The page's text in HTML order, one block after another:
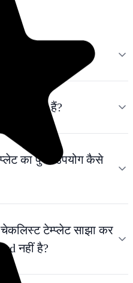
मुफ्त हैं?
का पुन: उपयोग कैसे
टेम्प्लेट साझा कर
नहीं है?